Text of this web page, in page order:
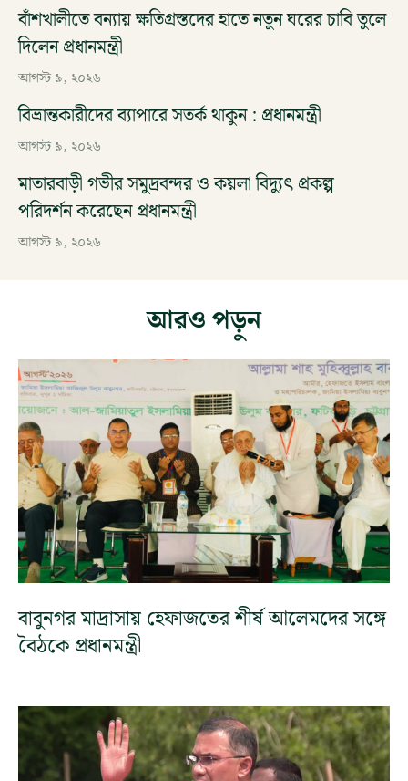
বাঁশখালীতে বন্যায় ক্ষতিগ্রস্তদের হাতে নতুন ঘরের চাবি তুলে
দিলেন প্রধানমন্ত্রী
আগস্ট ৯, ২০২৬
বিভ্রান্তকারীদের ব্যাপারে সতর্ক থাকুন : প্রধানমন্ত্রী
আগস্ট ৯, ২০২৬
মাতারবাড়ী গভীর সমুদ্রবন্দর ও কয়লা বিদ্যুৎ প্রকল্প
পরিদর্শন করেছেন প্রধানমন্ত্রী
আগস্ট ৯, ২০২৬
আরও পড়ুন
বাবুনগর মাদ্রাসায় হেফাজতের শীর্ষ আলেমদের সঙ্গে
বৈঠকে প্রধানমন্ত্রী